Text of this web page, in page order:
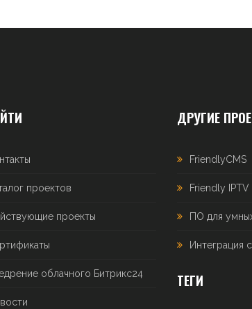
проектов
проекты
облачного Битрикс24
ДРУГИЕ
FriendlyCMS
Friendly IPTV
ПО для
Интеграция
ТЕГИ